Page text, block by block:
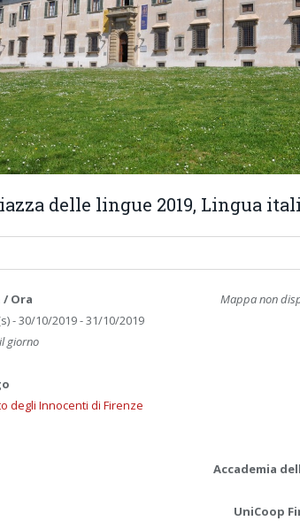
delle lingue 2019, Lingua
Mappa non
/ Ora
- 30/10/2019 - 31/10/2019
giorno
degli Innocenti di Firenze
Accademia
UniCoop